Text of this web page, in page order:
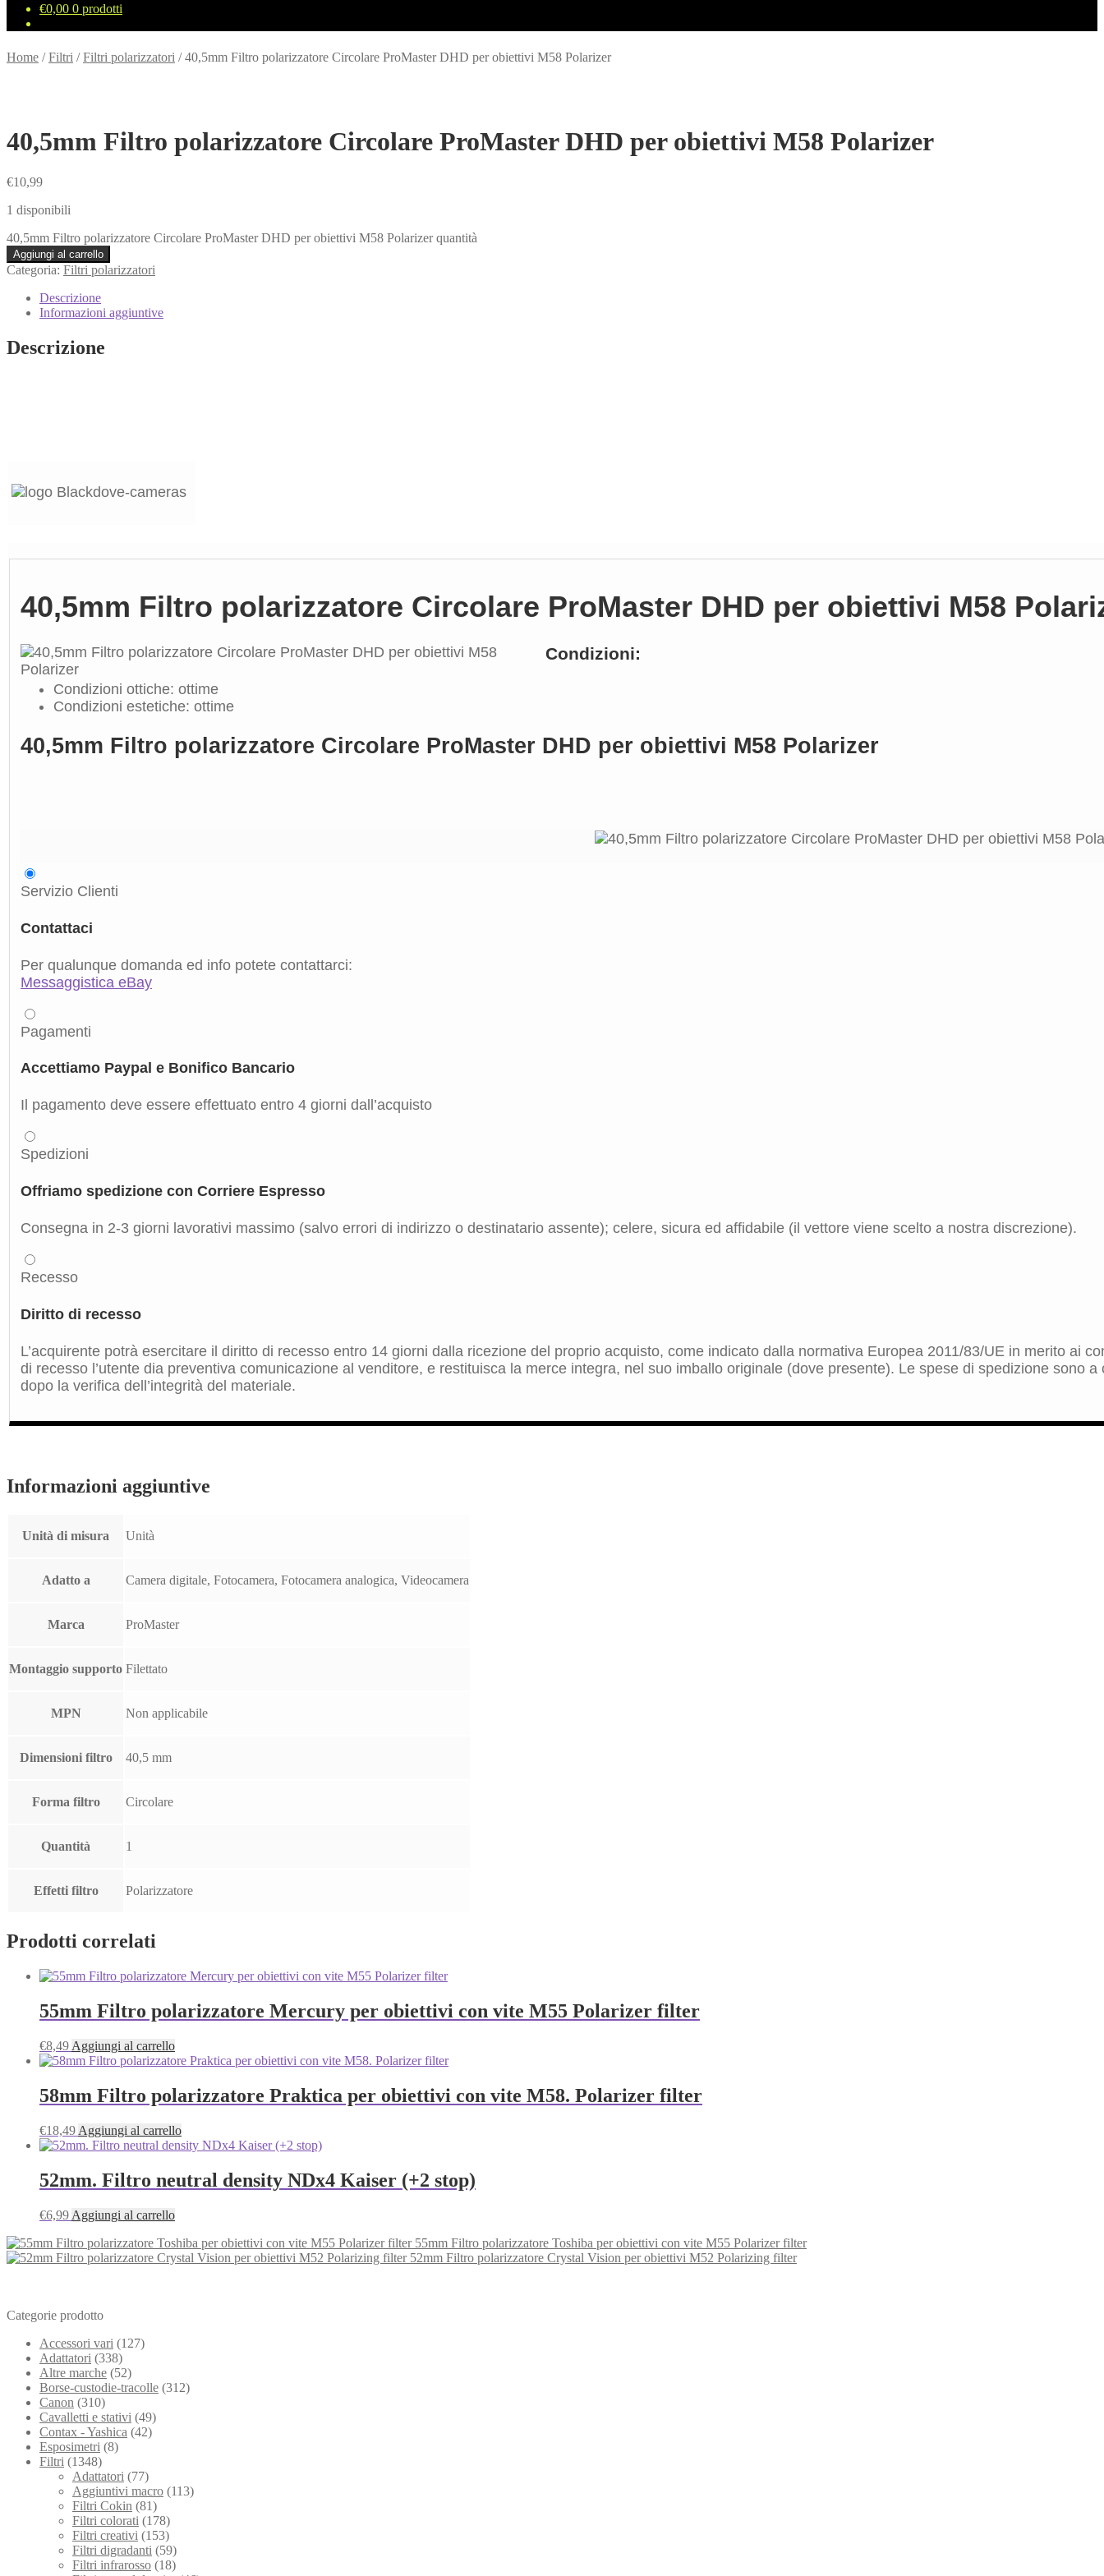
€0,00 0 prodotti
Home /Filtri /Filtri polarizzatori /40,5mm Filtro polarizzatore Circolare ProMaster DHD per obiettivi M58 Polarizer
40,5mm Filtro polarizzatore Circolare ProMaster DHD per obiettivi M58 Polarizer
€10,99
1 disponibili
40,5mm Filtro polarizzatore Circolare ProMaster DHD per obiettivi M58 Polarizer quantità
Aggiungi al carrello
Categoria: Filtri polarizzatori
Descrizione
Informazioni aggiuntive
Descrizione
40,5mm Filtro polarizzatore Circolare ProMaster DHD per obiettivi M58
Condizioni:
Condizioni ottiche: ottime
Condizioni estetiche: ottime
40,5mm Filtro polarizzatore Circolare ProMaster DHD per obiettivi M58 Polarizer
Servizio Clienti
Contattaci
Per qualunque domanda ed info potete contattarci:
Messaggistica eBay
Pagamenti
Accettiamo Paypal e Bonifico Bancario
Il pagamento deve essere effettuato entro 4 giorni dall’acquisto
Spedizioni
Offriamo spedizione con Corriere Espresso
Consegna in 2-3 giorni lavorativi massimo (salvo errori di indirizzo o destinatario assente); celere, sicura ed affidabile (il vettore viene scelto a nostra discrezione).
Recesso
Diritto di recesso
L’acquirente potrà esercitare il diritto di recesso entro 14 giorni dalla ricezione del proprio acquisto, come indicato dalla normativa Europea 2011/83/UE in merito ai
di recesso l’utente dia preventiva comunicazione al venditore, e restituisca la merce integra, nel suo imballo originale (dove presente). Le spese di spedizione sono
dopo la verifica dell’integrità del materiale.
Informazioni aggiuntive
Unità di misura Unità
Adatto a Camera digitale, Fotocamera, Fotocamera analogica, Videocamera
Marca ProMaster
Montaggio supporto Filettato
MPN Non applicabile
Dimensioni filtro 40,5 mm
Forma filtro Circolare
Quantità 1
Effetti filtro Polarizzatore
Prodotti correlati
55mm Filtro polarizzatore Mercury per obiettivi con vite M55 Polarizer filter
€8,49 Aggiungi al carrello
58mm Filtro polarizzatore Praktica per obiettivi con vite M58. Polarizer filter
€18,49 Aggiungi al carrello
52mm. Filtro neutral density NDx4 Kaiser (+2 stop)
€6,99 Aggiungi al carrello
55mm Filtro polarizzatore Toshiba per obiettivi con vite M55 Polarizer filter
52mm Filtro polarizzatore Crystal Vision per obiettivi M52 Polarizing filter
Categorie prodotto
Accessori vari (127)
Adattatori (338)
Altre marche (52)
Borse-custodie-tracolle (312)
Canon (310)
Cavalletti e stativi (49)
Contax - Yashica (42)
Esposimetri (8)
Filtri (1348)
Adattatori (77)
Aggiuntivi macro (113)
Filtri Cokin (81)
Filtri colorati (178)
Filtri creativi (153)
Filtri digradanti (59)
Filtri infrarosso (18)